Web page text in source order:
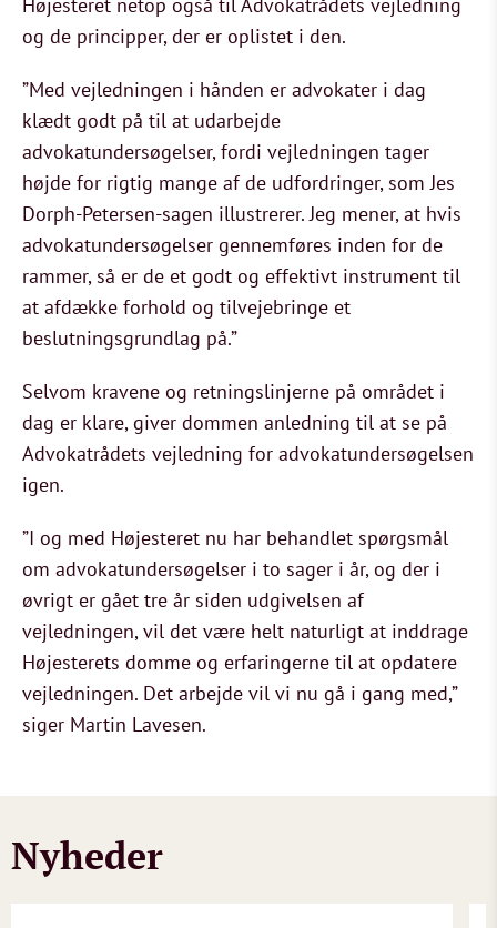
og de principper, der er oplistet i den.
”Med vejledningen i hånden er advokater i dag
klædt godt på til at udarbejde
advokatundersøgelser, fordi vejledningen tager
højde for rigtig mange af de udfordringer, som Jes
Dorph-Petersen-sagen illustrerer. Jeg mener, at hvis
advokatundersøgelser gennemføres inden for de
rammer, så er de et godt og effektivt instrument til
at afdække forhold og tilvejebringe et
beslutningsgrundlag på.”
Selvom kravene og retningslinjerne på området i
dag er klare, giver dommen anledning til at se på
Advokatrådets vejledning for advokatundersøgelsen
igen.
”I og med Højesteret nu har behandlet spørgsmål
om advokatundersøgelser i to sager i år, og der i
øvrigt er gået tre år siden udgivelsen af
vejledningen, vil det være helt naturligt at inddrage
Højesterets domme og erfaringerne til at opdatere
vejledningen. Det arbejde vil vi nu gå i gang med,”
siger Martin Lavesen.
Nyheder